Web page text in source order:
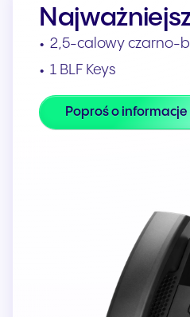
2,5-calowy czarno-
1 BLF Keys
Poproś o informacje